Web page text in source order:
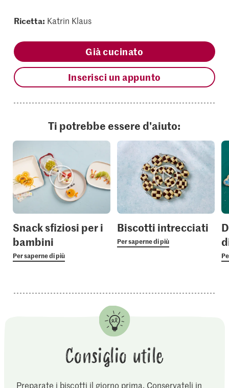
Ricetta: Katrin Klaus
Già cucinato
Inserisci un appunto
Ti potrebbe essere d'aiuto:
Snack sfiziosi per i
bambini
Per saperne di più
Biscotti intrecciati
Per saperne di più
Consiglio utile
Preparate i biscotti il giorno prima. Conservateli in